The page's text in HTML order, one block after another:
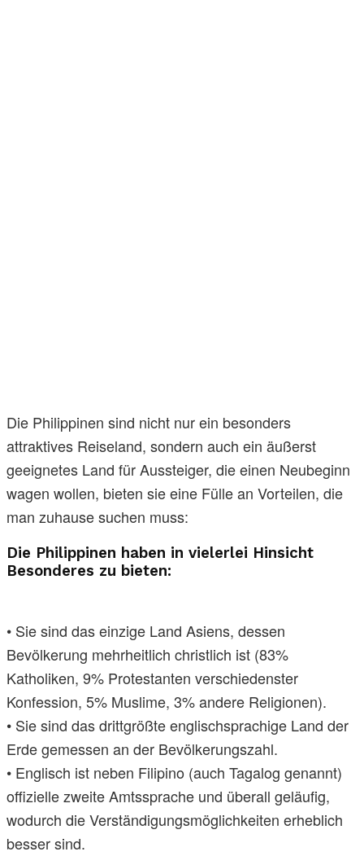
Die Philippinen sind nicht nur ein besonders
attraktives Reiseland, sondern auch ein äußerst
geeignetes Land für Aussteiger, die einen Neubeginn
wagen wollen, bieten sie eine Fülle an Vorteilen, die
man zuhause suchen muss:
Die Philippinen haben in vielerlei Hinsicht
Besonderes zu bieten:
• Sie sind das einzige Land Asiens, dessen
Bevölkerung mehrheitlich christlich ist (83%
Katholiken, 9% Protestanten verschiedenster
Konfession, 5% Muslime, 3% andere Religionen).
• Sie sind das drittgrößte englischsprachige Land der
Erde gemessen an der Bevölkerungszahl.
• Englisch ist neben Filipino (auch Tagalog genannt)
offizielle zweite Amtssprache und überall geläufig,
wodurch die Verständigungsmöglichkeiten erheblich
besser sind.